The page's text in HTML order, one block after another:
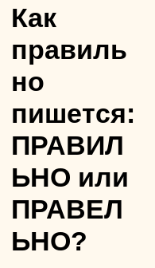
Как
правиль
но
пишется:
ПРАВИЛ
ЬНО или
ПРАВЕЛ
ЬНО?